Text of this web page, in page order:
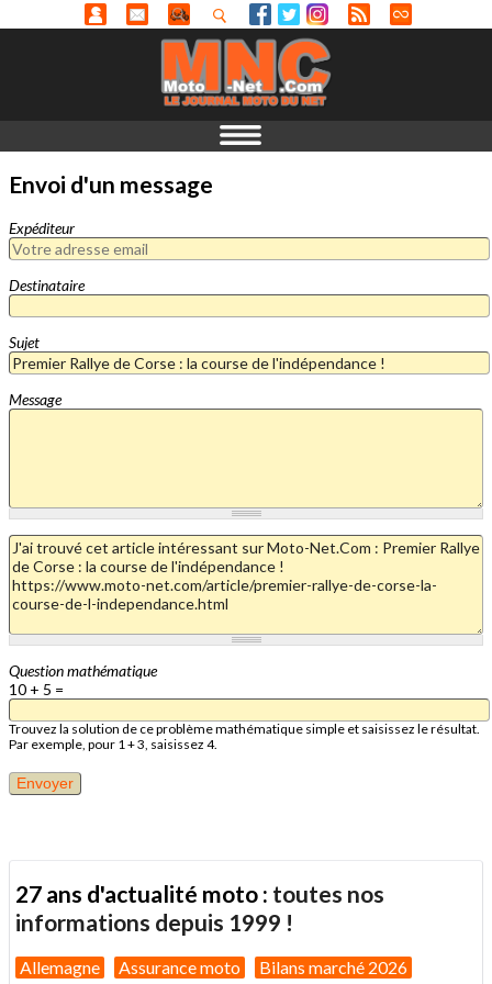
Envoi d'un message
Expéditeur
Destinataire
Sujet
Message
Question mathématique
10 + 5 =
Trouvez la solution de ce problème mathématique simple et saisissez le résultat.
Par exemple, pour 1 + 3, saisissez 4.
27 ans d'actualité moto : toutes nos
informations depuis 1999 !
Allemagne Assurance moto Bilans marché 2026